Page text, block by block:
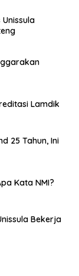
Lamdik
25 Tahun, Ini
Kata NMI?
Bekerja